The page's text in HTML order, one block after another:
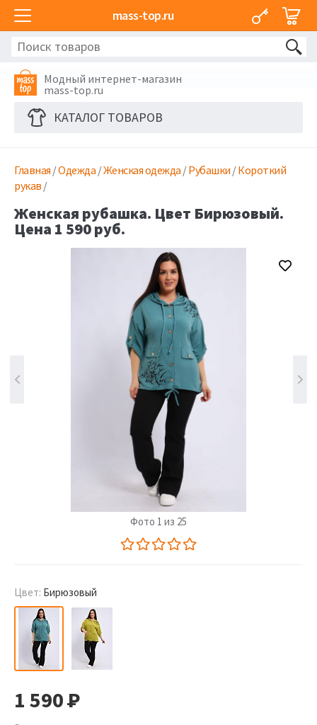
mass-top.ru
Модный интернет-магазин
mass-top.ru
КАТАЛОГ ТОВАРОВ
Главная /Одежда /Женская одежда /Рубашки /Короткий
рукав /
Женская рубашка. Цвет Бирюзовый.
Цена 1 590 руб.
Фото 1 из 25
Цвет: Бирюзовый
1 590Р